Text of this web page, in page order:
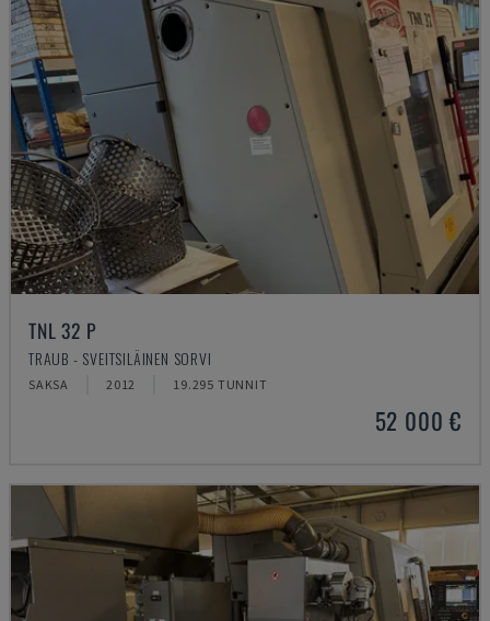
TNL 32 P
TRAUB - SVEITSILÄINEN SORVI
SAKSA 2012 19.295 TUNNIT
52 000 €